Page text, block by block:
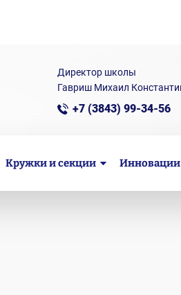
Директор школы
Гавриш Михаил
+7 (3843) 99-34-56
Кружки и секции Инновации